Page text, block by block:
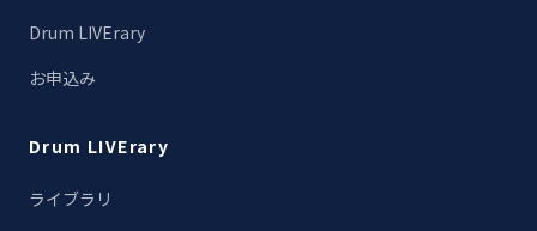
Drum LIVErary
お申込み
Drum LIVErary
ライブラリ